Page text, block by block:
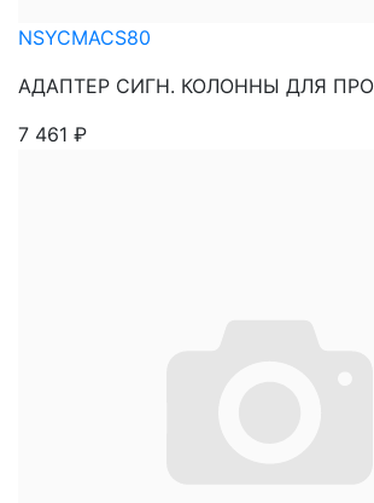
NSYCMACS80
АДАПТЕР СИГН. КОЛОННЫ ДЛЯ
7 461 ₽